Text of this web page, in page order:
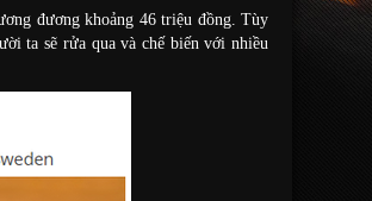
đương khoảng 46 triệu đồng. Tùy
ta sẽ rửa qua và chế biến với nhiều